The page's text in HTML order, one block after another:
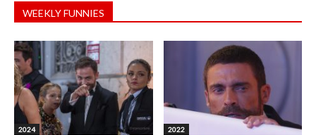
WEEKLY FUNNIES
2024 2022